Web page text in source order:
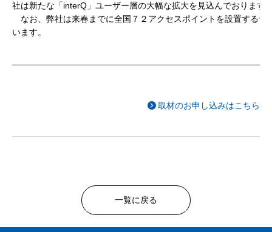
社は新たな「interQ」ユーザー層の大幅な拡大を見込んでおります
なお、弊社は来春までに全国７２アクセスポイントを設置する予
います。
取材のお申し込みはこちら
一覧に戻る